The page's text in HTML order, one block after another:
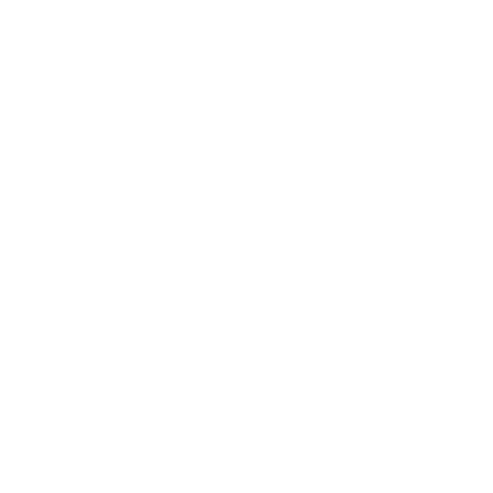
wir erneut einen
sehr schön und
der gut getarnt
wussten, wo wir zuerst
ein voller Erfolg,
Somit haben wir heute
Mal und sonnige
Absprache entschieden